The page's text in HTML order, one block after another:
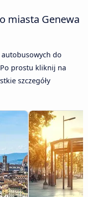
miasta Genewa
do
prostu kliknij na
szczegóły